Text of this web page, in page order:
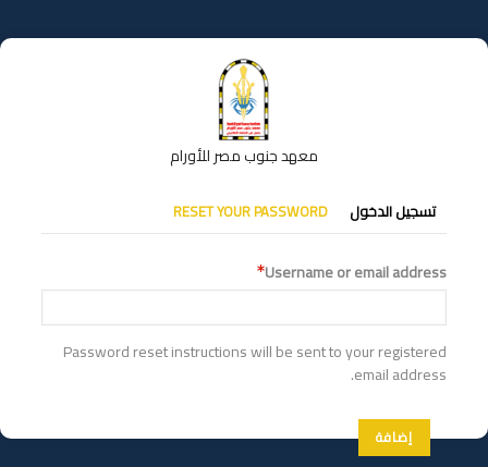
إلى
المحتوى
معهد جنوب مصر للأورام
التبويبات
الأساسية
تسجيل الدخول RESET YOUR PASSWORD
Username or email address
Password reset instructions will be sent to your registered
email address.